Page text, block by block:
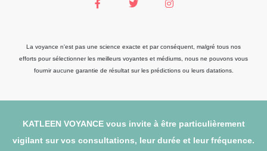
La voyance n'est pas une science exacte et par conséquent, malgré tous nos
efforts pour sélectionner les meilleurs voyantes et médiums, nous ne pouvons vous
fournir aucune garantie de résultat sur les prédictions ou leurs datations.
KATLEEN VOYANCE vous invite à être particulièrement
vigilant sur vos consultations, leur durée et leur fréquence.